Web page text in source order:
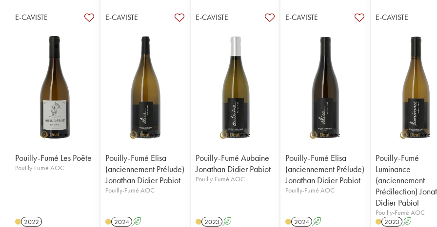
E-CAVISTE
Pouilly-Fumé Les Poëte
Pouilly-Fumé AOC
2022
E-CAVISTE
Pouilly-Fumé Elisa
(anciennement Prélude)
Jonathan Didier Pabiot
Pouilly-Fumé AOC
2024 A
E-CAVISTE
Pouilly-Fumé Aubaine
Jonathan Didier Pabiot
Pouilly-Fumé AOC
2023 A
E-CAVISTE
Pouilly-Fumé Elisa
(anciennement Prélude)
Jonathan Didier Pabiot
Pouilly-Fumé AOC
2024 A
E-CAVISTE
Pouilly-Fumé
Luminance
(anciennement
Prédilection)
Didier Pabiot
Pouilly-Fumé AOC
2023 A